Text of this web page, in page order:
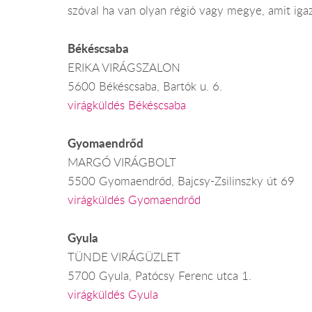
szóval ha van olyan régió vagy megye, amit
Békéscsaba
ERIKA VIRÁGSZALON
5600 Békéscsaba, Bartók u. 6.
virágküldés Békéscsaba
Gyomaendrőd
MARGÓ VIRÁGBOLT
5500 Gyomaendrőd, Bajcsy-Zsilinszky út 69
virágküldés Gyomaendrőd
Gyula
TÜNDE VIRÁGÜZLET
5700 Gyula, Patócsy Ferenc utca 1.
virágküldés Gyula